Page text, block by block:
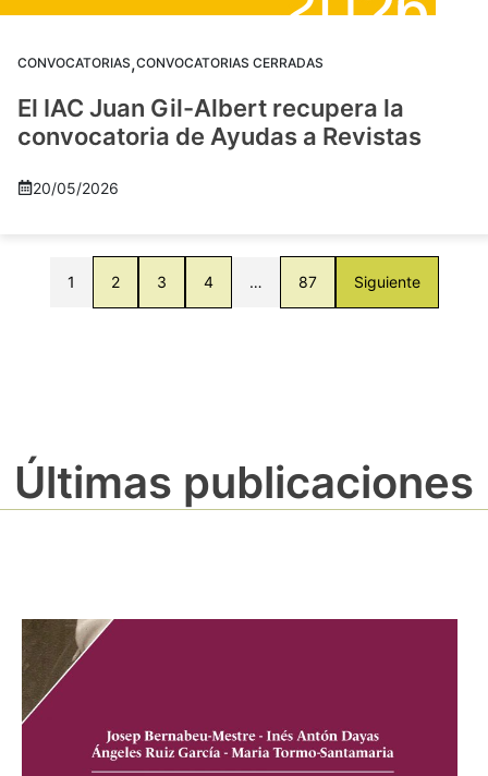
CONVOCATORIAS,CONVOCATORIAS CERRADAS
El IAC Juan Gil-Albert recupera la
convocatoria de Ayudas a Revistas
20/05/2026
1 2 3 4 … 87 Siguiente
Últimas publicaciones